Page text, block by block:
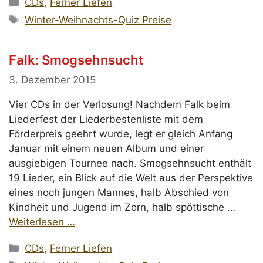
CDs, Ferner Liefen
Schlagwörter
Winter-Weihnachts-Quiz Preise
Falk: Smogsehnsucht
3. Dezember 2015
Vier CDs in der Verlosung! Nachdem Falk beim
Liederfest der Liederbestenliste mit dem
Förderpreis geehrt wurde, legt er gleich Anfang
Januar mit einem neuen Album und einer
ausgiebigen Tournee nach. Smogsehnsucht enthält
19 Lieder, ein Blick auf die Welt aus der Perspektive
eines noch jungen Mannes, halb Abschied von
Kindheit und Jugend im Zorn, halb spöttische …
Weiterlesen …
Kategorien
CDs, Ferner Liefen